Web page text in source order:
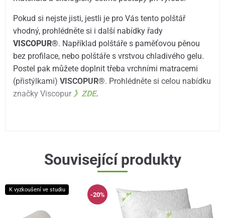
Pokud si nejste jisti, jestli je pro Vás tento polštář
vhodný, prohlédněte si i další nabídky řady
VISCOPUR®. Například polštáře s paměťovou pěnou
bez profilace, nebo polštáře s vrstvou chladivého gelu.
Postel pak můžete doplnit třeba vrchními matracemi
(přistýlkami)VISCOPUR®. Prohlédněte si celou nabídku
značky Viscopur 》ZDE.
Související produkty
K vyzkoušení ve studiu
-20%